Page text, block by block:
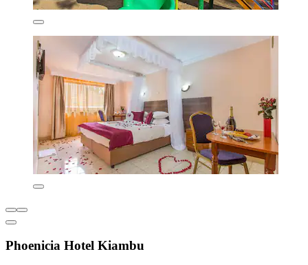
Phoenicia Hotel Kiambu